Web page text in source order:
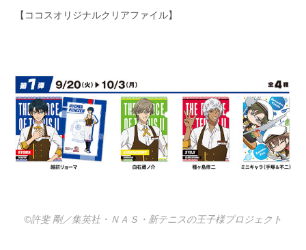
【ココスオリジナルクリアファイル】
©許斐 剛／集英社・ＮＡＳ・新テニスの王子様プロジェクト